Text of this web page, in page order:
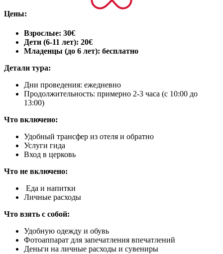
Цены:
Взрослые: 30€
Дети (6-11 лет): 20€
Младенцы (до 6 лет): бесплатно
Детали тура:
Дни проведения: ежедневно
Продолжительность: примерно 2-3 часа (с 10:00 до
13:00)
Что включено:
Удобный трансфер из отеля и обратно
Услуги гида
Вход в церковь
Что не включено:
Еда и напитки
Личные расходы
Что взять с собой:
Удобную одежду и обувь
Фотоаппарат для запечатления впечатлений
Деньги на личные расходы и сувениры